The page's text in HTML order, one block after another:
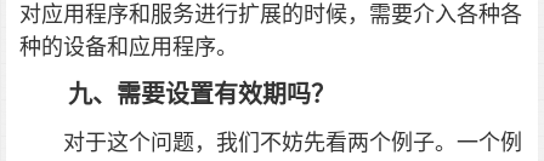
对应用程序和服务进行扩展的时候，需要介入各种各
种的设备和应用程序。
九、需要设置有效期吗？
对于这个问题，我们不妨先看两个例子。一个例